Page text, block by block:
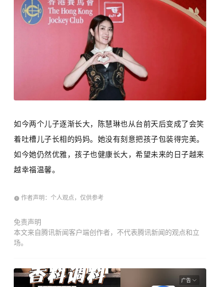
如今两个儿子逐渐长大，陈慧琳也从台前天后变成了会笑
着吐槽儿子长相的妈妈。她没有刻意把孩子包装得完美。
如今她仍然优雅，孩子也健康长大，希望未来的日子越来
越幸福温馨。
作者声明：个人观点，仅供参考
免责声明
本文来自腾讯新闻客户端创作者，不代表腾讯新闻的观点和立
场。
广告